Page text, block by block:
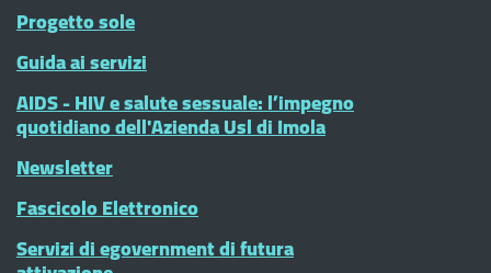
Progetto sole
Guida ai servizi
AIDS - HIV e salute sessuale: l’impegno
quotidiano dell'Azienda Usl di Imola
Newsletter
Fascicolo Elettronico
Servizi di egovernment di futura